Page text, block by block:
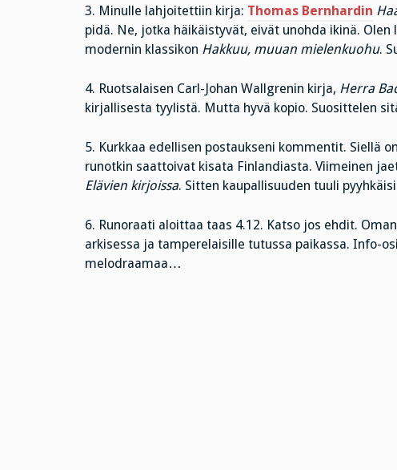
3. Minulle lahjoitettiin kirja: Thomas Bernhardin
pidä. Ne, jotka häikäistyvät, eivät unohda ikinä.
modernin klassikon Hakkuu, muuan mielenkuohu.
4. Ruotsalaisen Carl-Johan Wallgrenin kirja, Herra
kirjallisesta tyylistä. Mutta hyvä kopio. Suosittelen
5. Kurkkaa edellisen postaukseni kommentit. Siellä
runotkin saattoivat kisata Finlandiasta. Viimeinen
Elävien kirjoissa. Sitten kaupallisuuden tuuli
6. Runoraati aloittaa taas 4.12. Katso jos ehdit.
arkisessa ja tamperelaisille tutussa paikassa. Info-
melodraamaa…